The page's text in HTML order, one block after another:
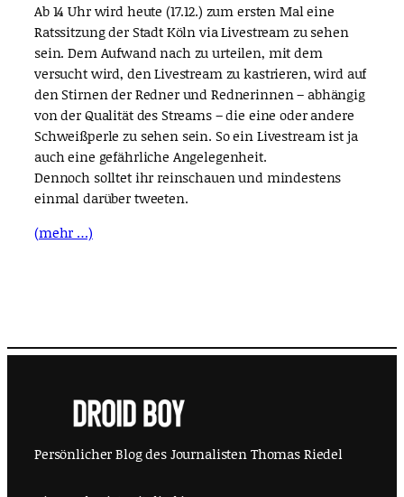
Ab 14 Uhr wird heute (17.12.) zum ersten Mal eine
Ratssitzung der Stadt Köln via Livestream zu sehen
sein. Dem Aufwand nach zu urteilen, mit dem
versucht wird, den Livestream zu kastrieren, wird auf
den Stirnen der Redner und Rednerinnen – abhängig
von der Qualität des Streams – die eine oder andere
Schweißperle zu sehen sein. So ein Livestream ist ja
auch eine gefährliche Angelegenheit.
Dennoch solltet ihr reinschauen und mindestens
einmal darüber tweeten.
(mehr …)
Persönlicher Blog des Journalisten Thomas Riedel